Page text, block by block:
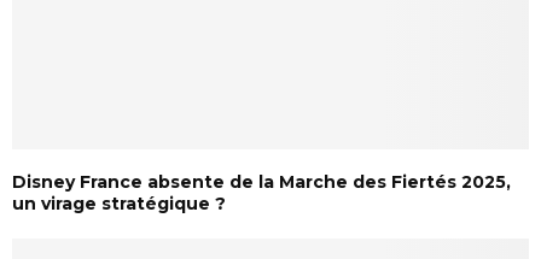
Disney France absente de la Marche des Fiertés 2025,
un virage stratégique ?